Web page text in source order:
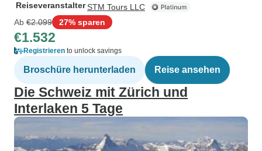
ReiseveranstalterSTM Tours LLC
Ab €2.099 27% sparen
€1.532
Registrieren to unlock savings
Broschüre herunterladen Reise ansehen
Die Schweiz mit Zürich und
Interlaken 5 Tage